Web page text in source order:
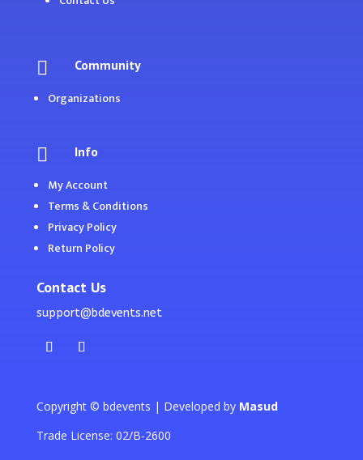
 Community
Organizations
 Info
My Account
Terms & Conditions
Privacy Policy
Return Policy
Contact Us
support@bdevents.net
Copyright © bdevents | Developed by Masud
Trade License: 02/B-2600